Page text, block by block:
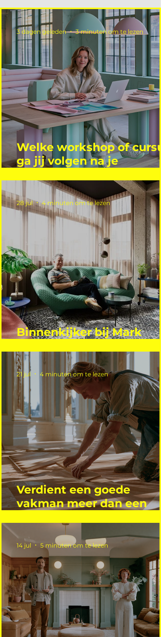
Welke workshop of
ga jij volgen na je
3 dagen geleden 3 minuten om te lezen
Binnenkijker bij Mark
28 jul 4 minuten om te lezen
Verdient een goede
vakman meer dan een
21 jul 4 minuten om te lezen
14 jul 5 minuten om te lezen